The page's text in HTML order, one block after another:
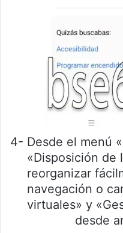
4- Desde el menú
«Disposición de
reorganizar
navegación o
virtuales» y
desde